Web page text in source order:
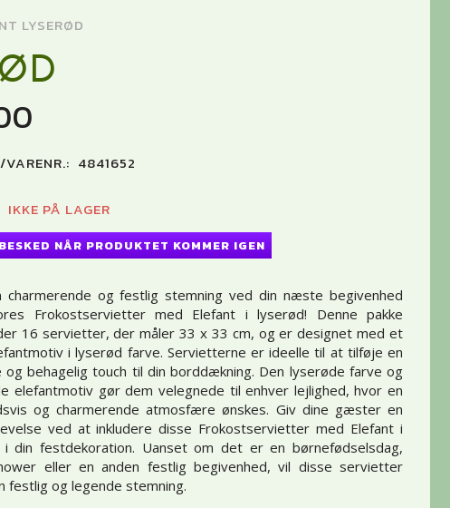
LYSERØD
4841652
IKKE PÅ LAGER
NÅR PRODUKTET KOMMER IGEN
charmerende og festlig stemning ved din næste begivenhed
Frokostservietter med Elefant i lyserød! Denne pakke
16 servietter, der måler 33 x 33 cm, og er designet med et
i lyserød farve. Servietterne er ideelle til at tilføje en
og behagelig touch til din borddækning. Den lyserøde farve og
elefantmotiv gør dem velegnede til enhver lejlighed, hvor en
og charmerende atmosfære ønskes. Giv dine gæster en
ved at inkludere disse Frokostservietter med Elefant i
i din festdekoration. Uanset om det er en børnefødselsdag,
eller en anden festlig begivenhed, vil disse servietter
festlig og legende stemning.